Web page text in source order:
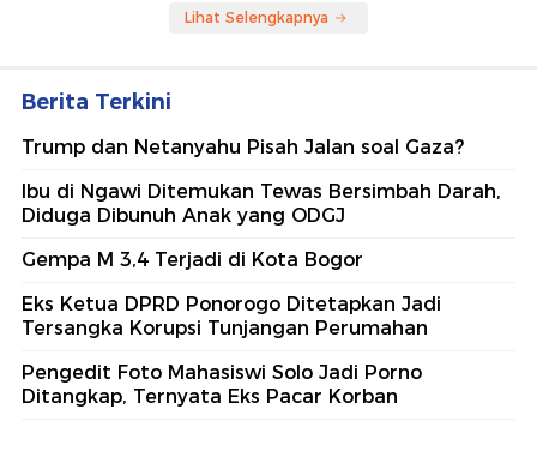
Lihat Selengkapnya
Berita Terkini
Trump dan Netanyahu Pisah Jalan soal Gaza?
Ibu di Ngawi Ditemukan Tewas Bersimbah Darah,
Diduga Dibunuh Anak yang ODGJ
Gempa M 3,4 Terjadi di Kota Bogor
Eks Ketua DPRD Ponorogo Ditetapkan Jadi
Tersangka Korupsi Tunjangan Perumahan
Pengedit Foto Mahasiswi Solo Jadi Porno
Ditangkap, Ternyata Eks Pacar Korban